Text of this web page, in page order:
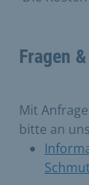
Fragen
Mit
bitte an